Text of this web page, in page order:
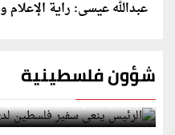
عبدالله عيسى: راية
شؤون فلسطينية
الرئيس ينعى سفير